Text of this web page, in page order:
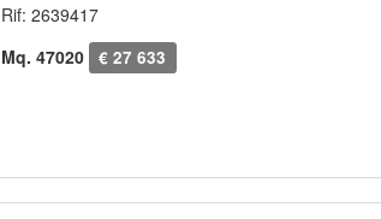
Rif: 2639417
Mq. 47020
€ 27 633